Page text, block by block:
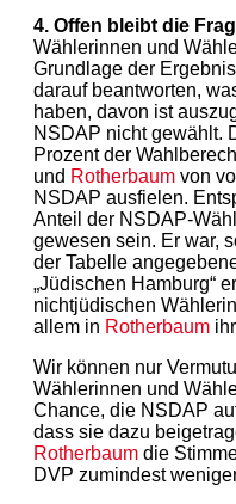
4. Offen bleibt die
Wählerinnen und
Grundlage der
darauf beantworten,
haben, davon ist
NSDAP nicht gewählt.
Prozent der
und Rotherbaum von
NSDAP ausfielen.
Anteil der NSDAP-
gewesen sein. Er war,
der Tabelle
„Jüdischen Hamburg“
nichtjüdischen
allem in Rotherbaum
Wir können nur
Wählerinnen und
Chance, die NSDAP
dass sie dazu
Rotherbaum die
DVP zumindest